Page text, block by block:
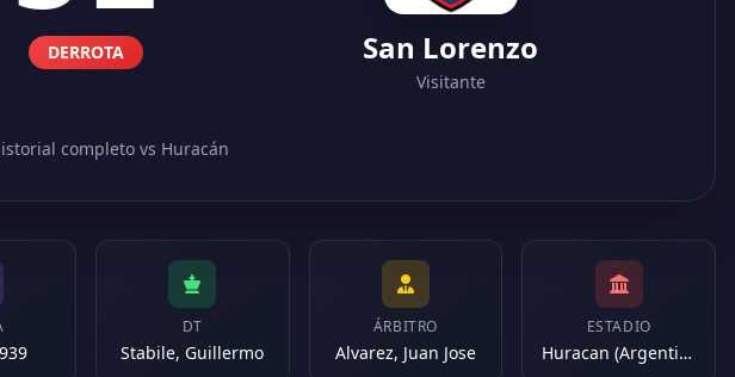
DERROTA San Lorenzo
Visitante
completo vs Huracán
DT
Stabile, Guillermo
ÁRBITRO
Alvarez, Juan Jose
ESTADIO
Huracan (Argentina)